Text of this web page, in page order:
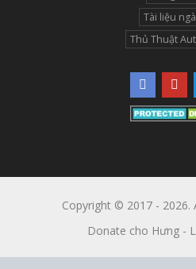
Tài liệu
Thủ Thuật
Copyright © 2017 - 2026.
Donate cho Hưng-